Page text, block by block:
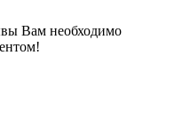
Вам необходимо